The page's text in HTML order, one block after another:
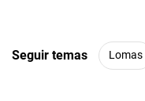
Seguir temas Lomas